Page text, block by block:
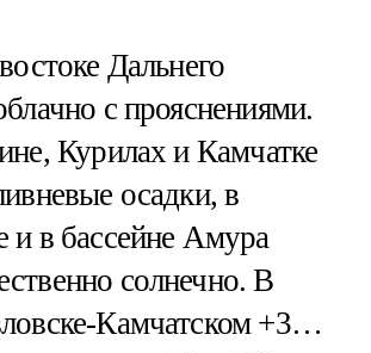
Дальнего
с прояснениями.
Курилах и Камчатке
осадки, в
и в бассейне Амура
солнечно. В
Камчатском +3…